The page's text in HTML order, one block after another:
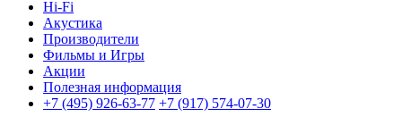
Hi-Fi
Акустика
Производители
Фильмы и Игры
Акции
Полезная информация
+7 (495) 926-63-77 +7 (917) 574-07-30